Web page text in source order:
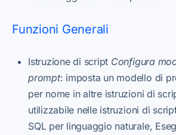
Funzioni Generali
Istruzione di script Configura
prompt: imposta un modello di
per nome in altre istruzioni di
utilizzabile nelle istruzioni di
SQL per linguaggio naturale,